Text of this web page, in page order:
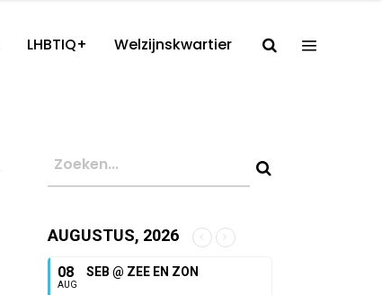
LHBTIQ+ Welzijnskwartier
AUGUSTUS, 2026
08
AUG
SEB @ ZEE EN ZON